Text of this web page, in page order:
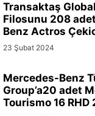
Transaktaş
Filosunu 208
Benz Actros
23 Şubat 2024
Mercedes-Benz
Group’a20 adet
Tourismo 16 RHD